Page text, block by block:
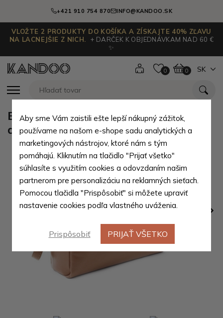
+421 910 754 870 INFO@KANDOO.SK
VLOŽTE 2 PRODUKTY DO KOŠÍKA A ZÍSKAJTE 40% ZĽAVU
NA LACNEJŠIE Z NICH.
+ DARČEK K OBJEDNÁVKAM NAD 60 €
✨
0 0 SK
Béžová kožená dvojzipsová
dámska kabelka Silárda
Aby sme Vám zaistili ešte lepší nákupný zážitok,
používame na našom e-shope sadu analytických a
marketingových nástrojov, ktoré nám s tým
pomáhajú. Kliknutím na tlačidlo "Prijať všetko"
súhlasíte s využitím cookies a odovzdaním našim
partnerom pre personalizáciu na reklamných sieťach.
Pomocou tlačidla "Prispôsobiť" si môžete upraviť
nastavenie cookies podľa vlastného uváženia.
Prispôsobiť PRIJAŤ VŠETKO